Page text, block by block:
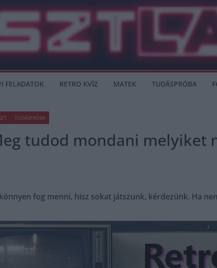
FELADATOK RETRO KVÍZ MATEK TUDÁSPRÓBA
TUDÁSPRÓBA
tudod mondani melyiket
fog menni, hisz sokat játszunk, kérdezünk. Ha